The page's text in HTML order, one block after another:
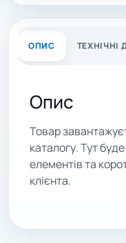
ОПИС ТЕХНІЧНІ
Опис
Товар
каталогу. Тут
елементів та
клієнта.